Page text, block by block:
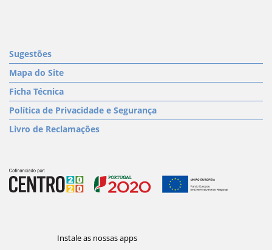
Sugestões
Mapa do Site
Ficha Técnica
Política de Privacidade e Segurança
Livro de Reclamações